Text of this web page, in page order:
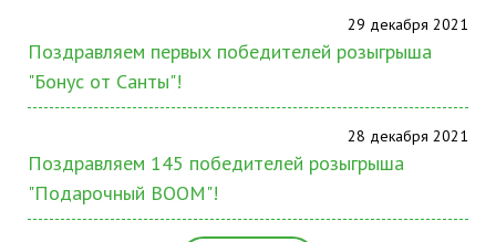
29 декабря 2021
Поздравляем первых победителей розыгрыша
"Бонус от Санты"!
28 декабря 2021
Поздравляем 145 победителей розыгрыша
"Подарочный BOOM"!